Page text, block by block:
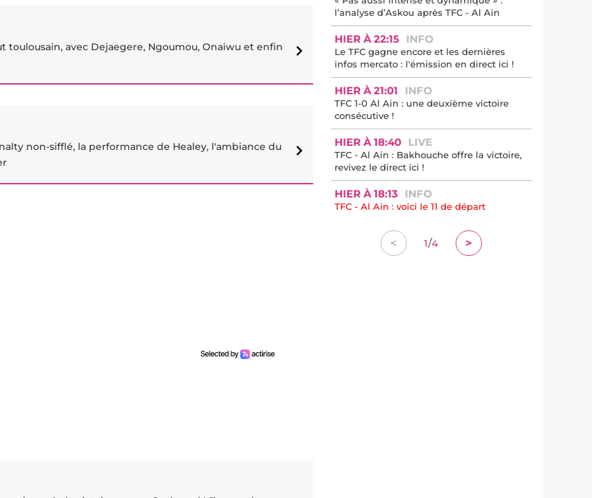
toulousain, avec Dejaegere, Ngoumou, Onaiwu et enfin
non-sifflé, la performance de Healey, l'ambiance du
l’analyse d’Askou après TFC - Al Ain
HIER À 22:15 INFO
Le TFC gagne encore et les dernières
infos mercato : l'émission en direct ici !
HIER À 21:01 INFO
TFC 1-0 Al Ain : une deuxième victoire
consécutive !
HIER À 18:40 LIVE
TFC - Al Ain : Bakhouche offre la victoire,
revivez le direct ici !
HIER À 18:13 INFO
TFC - Al Ain : voici le 11 de départ
< 1/4 >